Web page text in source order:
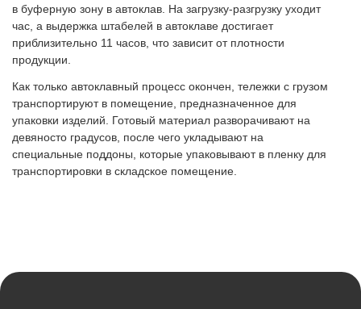
в буферную зону в автоклав. На загрузку-разгрузку уходит
час, а выдержка штабелей в автоклаве достигает
приблизительно 11 часов, что зависит от плотности
продукции.
Как только автоклавный процесс окончен, тележки с грузом
транспортируют в помещение, предназначенное для
упаковки изделий. Готовый материал разворачивают на
девяносто градусов, после чего укладывают на
специальные поддоны, которые упаковывают в пленку для
транспортировки в складское помещение.